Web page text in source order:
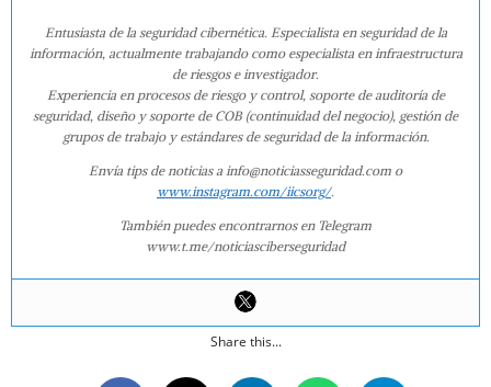
Entusiasta de la seguridad cibernética. Especialista en seguridad de la
información, actualmente trabajando como especialista en infraestructura
de riesgos e investigador.
Experiencia en procesos de riesgo y control, soporte de auditoría de
seguridad, diseño y soporte de COB (continuidad del negocio), gestión de
grupos de trabajo y estándares de seguridad de la información.
Envía tips de noticias a info@noticiasseguridad.com o
www.instagram.com/iicsorg/.
También puedes encontrarnos en Telegram
www.t.me/noticiasciberseguridad
Share this...